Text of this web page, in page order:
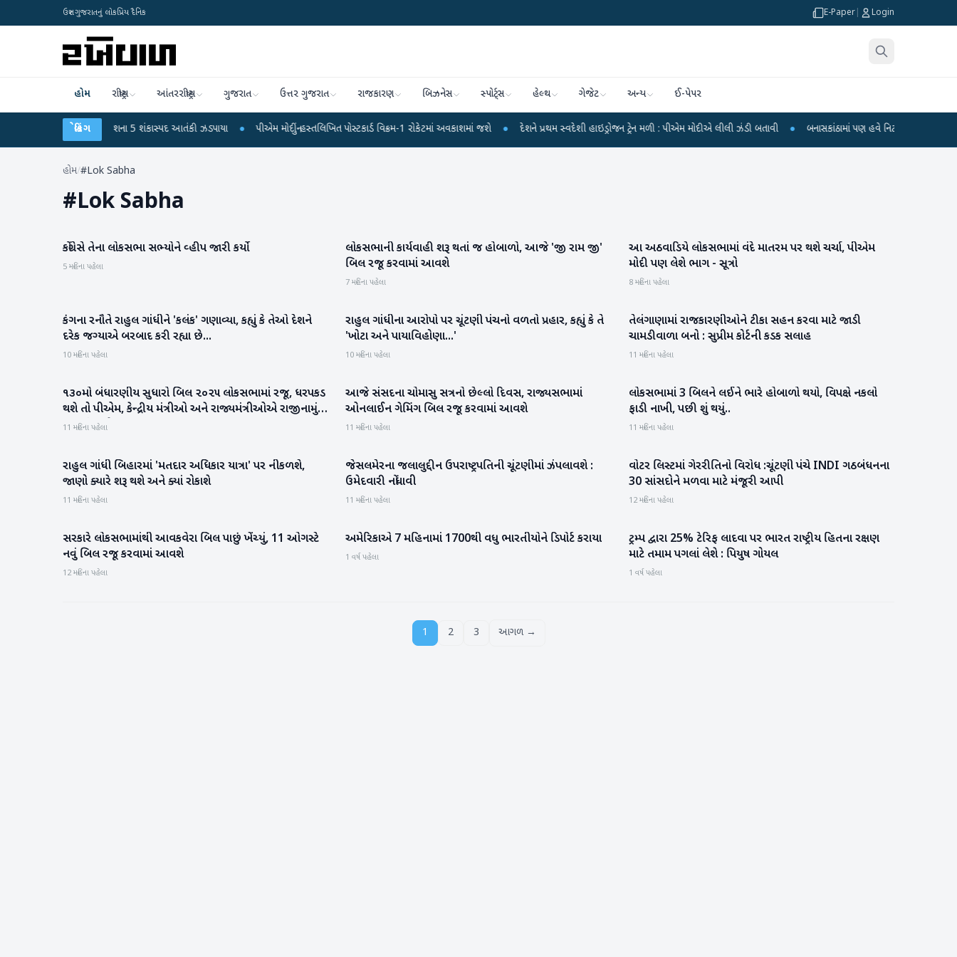
ઉત્તર ગુજરાતનું લોકપ્રિય દૈનિક E-Paper Login
હોમ રાષ્ટ્રીય આંતરરાષ્ટ્રીય ગુજરાત ઉત્તર ગુજરાત રાજકારણ બિઝનેસ સ્પોર્ટ્સ હેલ્થ ગેજેટ અન્ય ઈ-પેપર
બ્રેકિંગ
સામગ્રી સાથે જૈશના 5 શંકાસ્પદ આતંકી ઝડપાયા ● પીએમ મોદીનું હસ્તલિખિત પોસ્ટકાર્ડ વિક્રમ-1 રોકેટમાં અવકાશમાં જશે ● દેશને પ્રથમ સ્વદેશી હાઇડ્રોજન ટ્રેન મળી : પીએમ મોદીએ લીલી ઝંડી બતાવી ● બનાસકાંઠામાં પણ હવે નિટ પેપર લીકનો વિરોધ
હોમ/#Lok Sabha
#Lok Sabha
રાષ્ટ્રીય
કોંગ્રેસે તેના લોકસભા સભ્યોને વ્હીપ જારી કર્યો
5 મહિના પહેલા
રાષ્ટ્રીય
લોકસભાની કાર્યવાહી શરૂ થતાં જ હોબાળો, આજે 'જી રામ જી'
બિલ રજૂ કરવામાં આવશે
7 મહિના પહેલા
રાષ્ટ્રીય
આ અઠવાડિયે લોકસભામાં વંદે માતરમ પર થશે ચર્ચા, પીએમ
મોદી પણ લેશે ભાગ - સૂત્રો
8 મહિના પહેલા
રાષ્ટ્રીય
કંગના રનૌતે રાહુલ ગાંધીને 'કલંક' ગણાવ્યા, કહ્યું કે તેઓ દેશને
દરેક જગ્યાએ બરબાદ કરી રહ્યા છે...
10 મહિના પહેલા
રાષ્ટ્રીય
રાહુલ ગાંધીના આરોપો પર ચૂંટણી પંચનો વળતો પ્રહાર, કહ્યું કે તે
'ખોટા અને પાયાવિહોણા...'
10 મહિના પહેલા
રાષ્ટ્રીય
તેલંગાણામાં રાજકારણીઓને ટીકા સહન કરવા માટે જાડી
ચામડીવાળા બનો : સુપ્રીમ કોર્ટની કડક સલાહ
11 મહિના પહેલા
રાજકારણ
૧૩૦મો બંધારણીય સુધારો બિલ ૨૦૨૫ લોકસભામાં રજૂ, ધરપકડ
થશે તો પીએમ, કેન્દ્રીય મંત્રીઓ અને રાજ્યમંત્રીઓએ રાજીનામું
આપવું પડશે
11 મહિના પહેલા
રાષ્ટ્રીય
આજે સંસદના ચોમાસુ સત્રનો છેલ્લો દિવસ, રાજ્યસભામાં
ઓનલાઈન ગેમિંગ બિલ રજૂ કરવામાં આવશે
11 મહિના પહેલા
રાષ્ટ્રીય
લોકસભામાં 3 બિલને લઈને ભારે હોબાળો થયો, વિપક્ષે નકલો
ફાડી નાખી, પછી શું થયું..
11 મહિના પહેલા
રાષ્ટ્રીય
રાહુલ ગાંધી બિહારમાં 'મતદાર અધિકાર યાત્રા' પર નીકળશે,
જાણો ક્યારે શરૂ થશે અને ક્યાં રોકાશે
11 મહિના પહેલા
રાષ્ટ્રીય
જેસલમેરના જલાલુદ્દીન ઉપરાષ્ટ્રપતિની ચૂંટણીમાં ઝંપલાવશે :
ઉમેદવારી નોંધાવી
11 મહિના પહેલા
રાષ્ટ્રીય
વોટર લિસ્ટમાં ગેરરીતિનો વિરોધ :ચૂંટણી પંચે INDI ગઠબંધનના
30 સાંસદોને મળવા માટે મંજૂરી આપી
12 મહિના પહેલા
રાષ્ટ્રીય
સરકારે લોકસભામાંથી આવકવેરા બિલ પાછું ખેંચ્યું, 11 ઓગસ્ટે
નવું બિલ રજૂ કરવામાં આવશે
12 મહિના પહેલા
આંતરરાષ્ટ્રીય
અમેરિકાએ 7 મહિનામાં 1700થી વધુ ભારતીયોને ડિપોર્ટ કરાયા
1 વર્ષ પહેલા
રાષ્ટ્રીય
ટ્રમ્પ દ્વારા 25% ટેરિફ લાદવા પર ભારત રાષ્ટ્રીય હિતના રક્ષણ
માટે તમામ પગલાં લેશે : પિયુષ ગોયલ
1 વર્ષ પહેલા
1 2 3 આગળ →